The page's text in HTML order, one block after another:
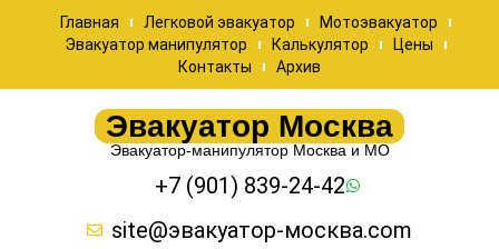
Главная Легковой эвакуатор
Мотоэвакуатор
Эвакуатор манипулятор
Калькулятор
Цены
Контакты
Архив
Эвакуатор Москва
Эвакуатор-манипулятор Москва и МО
+7 (901) 839-24-42
site@эвакуатор-москва.com